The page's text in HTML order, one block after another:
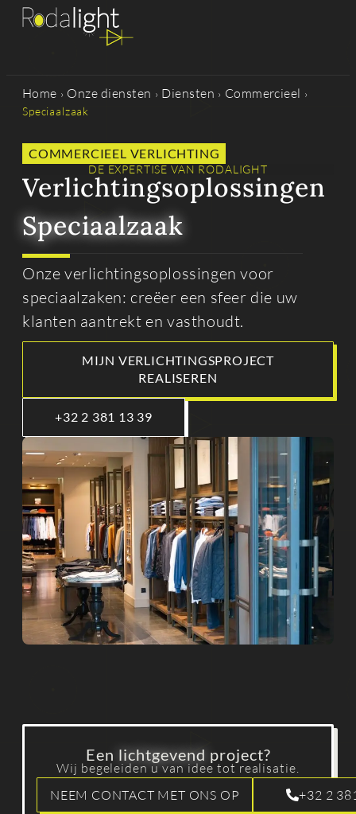
Home › Onze diensten › Diensten › Commercieel ›
Speciaalzaak
COMMERCIEEL VERLICHTING
DE EXPERTISE VAN RODALIGHT
Verlichtingsoplossingen
Speciaalzaak
Onze verlichtingsoplossingen voor
speciaalzaken: creëer een sfeer die uw
klanten aantrekt en vasthoudt.
MIJN VERLICHTINGSPROJECT
REALISEREN
+32 2 381 13 39
Een lichtgevend project?
Wij begeleiden u van idee tot realisatie.
NEEM CONTACT MET ONS OP
+32 2